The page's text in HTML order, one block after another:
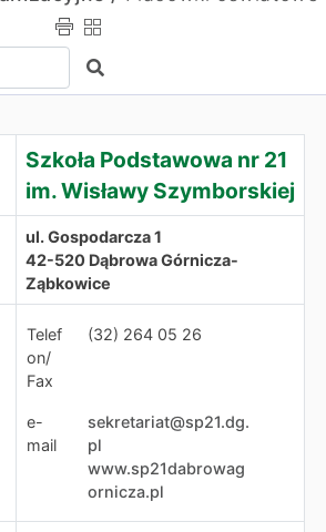
Szukaj
nr 21 im. Wisławy Szymborskiej
Szkoła Podstawowa nr 21
im. Wisławy Szymborskiej
ul. Gospodarcza 1
42-520 Dąbrowa Górnicza-
Ząbkowice
Telef
on/
Fax
(32) 264 05 26
e-
mail
sekretariat@sp21.dg.
pl
www.sp21dabrowag
ornicza.pl